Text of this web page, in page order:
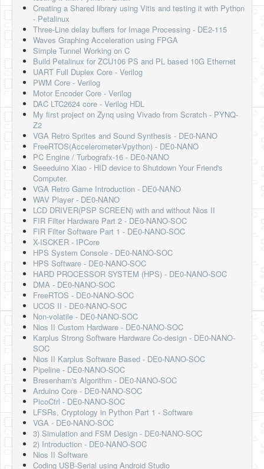
Creating a Shared library using Vitis and testing it with Python
- Petalinux
Three-Line delay buffers for Image Processing - DE2-115
Waves Graphing Acceleration using FPGA
Simple Tunnel Working on C
Build Petalinux for ZCU106 PS and PL based 10G Ethernet
UART Full Duplex Core - Verilog
PWM Core - Verilog
Motor Encoder Core - Verilog
DAC LTC2624 core - Verilog HDL
My first project on Zynq using Vivado from Scratch - PYNQ-
Z2
VGA Retro Sprites and Sound Synthesis - DE0-NANO
FreeRTOS(Accelerometer-Vpython) - DE0-NANO
PC Engine / Turbografx-16 - DE0-NANO
Seeeduino Xiao - HID device to Shutdown Your Friend's
Computer.
VGA Retro Game Introduction - DE0-NANO
WAV Player - DE0-NANO
LCD DRIVER(PSP SCREEN) with and without Nios II
FIR Filter Hardware Part 2 - DE0-NANO-SOC
FIR Filter Software Part 1 - DE0-NANO-SOC
X-ISCKER - IPCore
HPS System Console - DE0-NANO-SOC
HPS Software - DE0-NANO-SOC
HARD PROCESSOR SYSTEM (HPS) - DE0-NANO-SOC
DMA - DE0-NANO-SOC
FreeRTOS - DE0-NANO-SOC
UCOS II - DE0-NANO-SOC
Non-volatile - DE0-NANO-SOC
Nios II Custom Hardware - DE0-NANO-SOC
Karplus Strong Software Hardware Co-design - DE0-NANO-
SOC
Nios II Karplus Software Based - DE0-NANO-SOC
Pipeline - DE0-NANO-SOC
Bresenham's Algorithm - DE0-NANO-SOC
Arduino Core - DE0-NANO-SOC
PicoCtrl - DE0-NANO-SOC
LFSRs, Cryptology in Python Part 1 - Software
VGA - DE0-NANO-SOC
3) Simulation and FSM Design - DE0-NANO-SOC
2) Introduction - DE0-NANO-SOC
Nios II Software
Coding USB-Serial using Android Studio